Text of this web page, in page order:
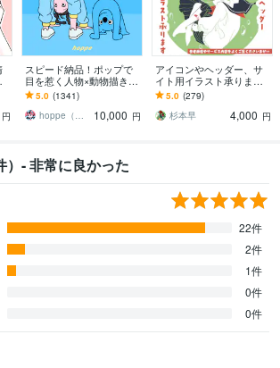
円
スピード納品！ポップで
目を惹く人物×動物描きま
す 挿絵・動画・グッズな
ど鮮やかな配色で個性を
出したい方へ
5.0 (1341)
hoppe（ほっぺ）
10,000 円
アイコンやヘッダー、サ
イト用イラスト承ります
SNS用やバナー用画像等
に！ゆるいイラストで個
性を出せます
5.0 (279)
杉本早
4,000 円
）- 非常に良かった
22件
2件
1件
0件
0件